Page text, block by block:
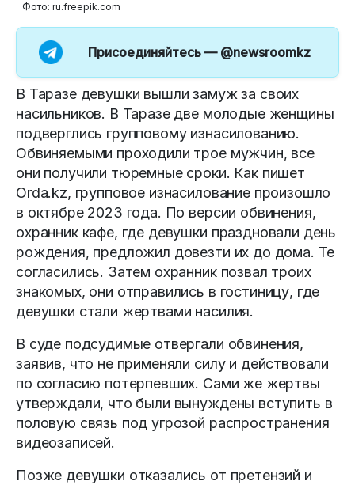
Фото: ru.freepik.com
Присоединяйтесь — @newsroomkz
В Таразе девушки вышли замуж за своих
насильников. В Таразе две молодые женщины
подверглись групповому изнасилованию.
Обвиняемыми проходили трое мужчин, все
они получили тюремные сроки. Как пишет
Orda.kz, групповое изнасилование произошло
в октябре 2023 года. По версии обвинения,
охранник кафе, где девушки праздновали день
рождения, предложил довезти их до дома. Те
согласились. Затем охранник позвал троих
знакомых, они отправились в гостиницу, где
девушки стали жертвами насилия.
В суде подсудимые отвергали обвинения,
заявив, что не применяли силу и действовали
по согласию потерпевших. Сами же жертвы
утверждали, что были вынуждены вступить в
половую связь под угрозой распространения
видеозаписей.
Позже девушки отказались от претензий и